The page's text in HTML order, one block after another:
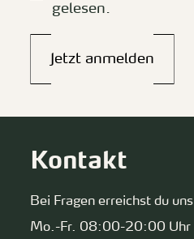
gelesen.
Jetzt anmelden
Kontakt
Bei Fragen erreichst du uns
Mo.-Fr. 08:00-20:00 Uhr